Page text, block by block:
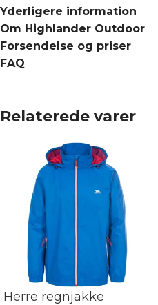
Yderligere information
Om Highlander Outdoor
Forsendelse og priser
FAQ
Relaterede varer
Herre regnjakke